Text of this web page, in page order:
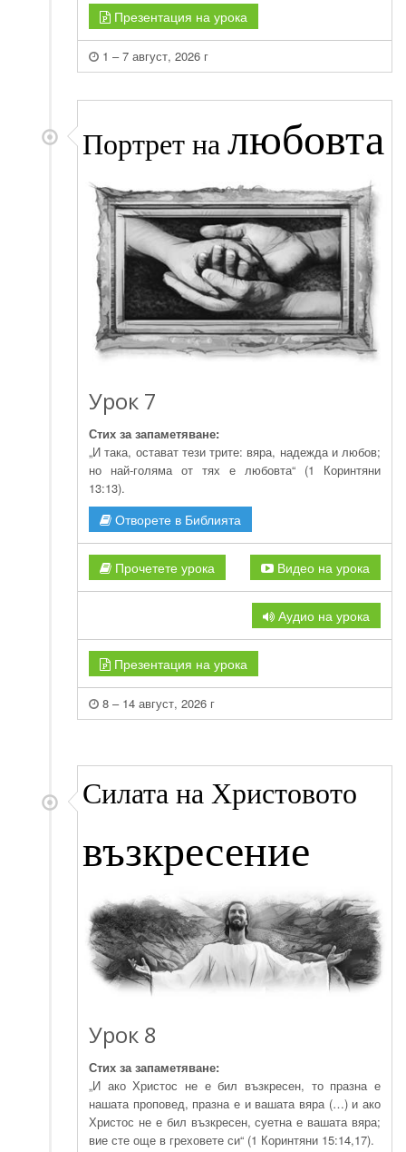
Презентация на урока
1 – 7 август, 2026 г
Портрет на любовта
Урок 7
Стих за запаметяване:
„И така, остават тези трите: вяра, надежда и любов;
но най-голяма от тях е любовта“ (1 Коринтяни
13:13).
Отворете в Библията
Прочетете урока Видео на урока
Аудио на урока
Презентация на урока
8 – 14 август, 2026 г
Силата на Христовото
възкресение
Урок 8
Стих за запаметяване:
„И ако Христос не е бил възкресен, то празна е
нашата проповед, празна е и вашата вяра (…) и ако
Христос не е бил възкресен, суетна е вашата вяра;
вие сте още в греховете си“ (1 Коринтяни 15:14,17).